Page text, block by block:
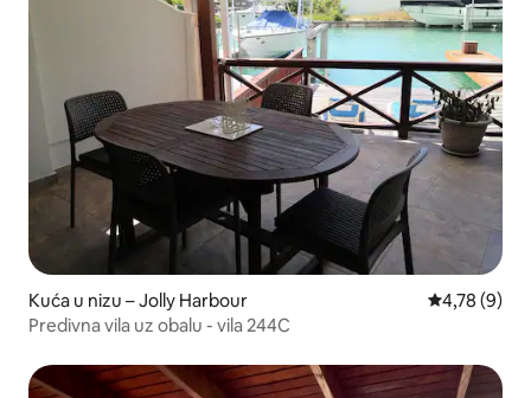
Kuća u nizu – Jolly Harbour Prosječna
4,78 (9)
Predivna vila uz obalu - vila 244C